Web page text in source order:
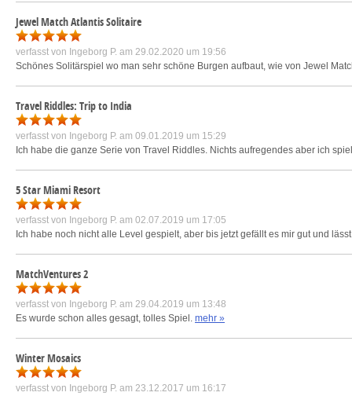
Jewel Match Atlantis Solitaire
verfasst von Ingeborg P. am 29.02.2020 um 19:56
Schönes Solitärspiel wo man sehr schöne Burgen aufbaut, wie von Jewel
Travel Riddles: Trip to India
verfasst von Ingeborg P. am 09.01.2019 um 15:29
Ich habe die ganze Serie von Travel Riddles. Nichts aufregendes aber ich
5 Star Miami Resort
verfasst von Ingeborg P. am 02.07.2019 um 17:05
Ich habe noch nicht alle Level gespielt, aber bis jetzt gefällt es mir gut und
MatchVentures 2
verfasst von Ingeborg P. am 29.04.2019 um 13:48
Es wurde schon alles gesagt, tolles Spiel. mehr »
Winter Mosaics
verfasst von Ingeborg P. am 23.12.2017 um 16:17